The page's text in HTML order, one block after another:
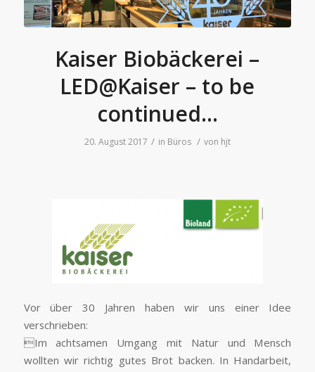
Kaiser Biobäckerei –
LED@Kaiser – to be
continued…
20. August 2017 / in Büros / von hjt
Vor über 30 Jahren haben wir uns einer Idee
verschrieben:
Im achtsamen Umgang mit Natur und Mensch
wollten wir richtig gutes Brot backen. In Handarbeit,